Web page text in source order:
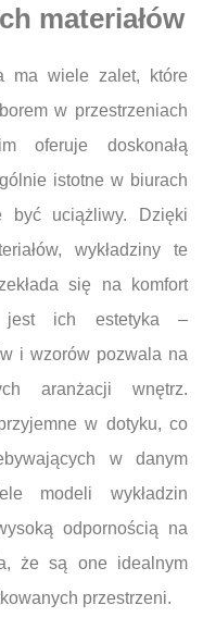
materiałów
ma wiele zalet, które
w przestrzeniach
oferuje doskonałą
istotne w biurach
być uciążliwy. Dzięki
wykładziny te
się na komfort
jest ich estetyka –
i wzorów pozwala na
aranżacji wnętrz.
w dotyku, co
w danym
modeli wykładzin
odpornością na
że są one idealnym
przestrzeni.